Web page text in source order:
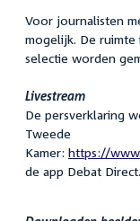
Voor journalisten
mogelijk. De
selectie worden
Livestream
De persverklaring
Tweede
Kamer: https://
de app Debat Direct.